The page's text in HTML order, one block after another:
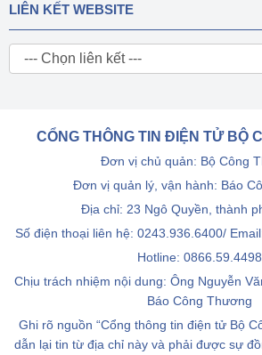
LIÊN KẾT WEBSITE
CỔNG THÔNG TIN ĐIỆN TỬ BỘ
Đơn vị chủ quản: Bộ Công
Đơn vị quản lý, vận hành: Báo
Địa chỉ: 23 Ngô Quyền, thành
Số điện thoại liên hệ: 0243.936.6400/
Hotline: 0866.59.4498
Chịu trách nhiệm nội dung: Ông Nguyễn
Báo Công Thương
Ghi rõ nguồn “Cổng thông tin điện tử Bộ
dẫn lại tin từ địa chỉ này và phải được sự